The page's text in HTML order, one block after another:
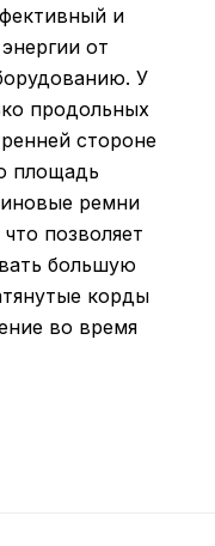
и
от
У
продольных
стороне
площадь
ремни
позволяет
большую
корды
во время